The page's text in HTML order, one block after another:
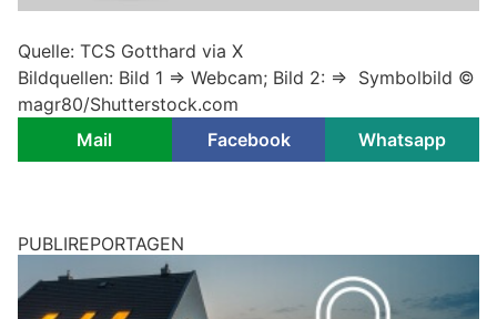
Quelle: TCS Gotthard via X
Bildquellen: Bild 1 => Webcam; Bild 2: => Symbolbild ©
magr80/Shutterstock.com
Mail
Facebook Whatsapp